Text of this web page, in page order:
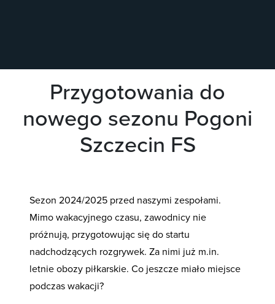
Przygotowania do
nowego sezonu Pogoni
Szczecin FS
Sezon 2024/2025 przed naszymi zespołami.
Mimo wakacyjnego czasu, zawodnicy nie
próżnują, przygotowując się do startu
nadchodzących rozgrywek. Za nimi już m.in.
letnie obozy piłkarskie. Co jeszcze miało miejsce
podczas wakacji?